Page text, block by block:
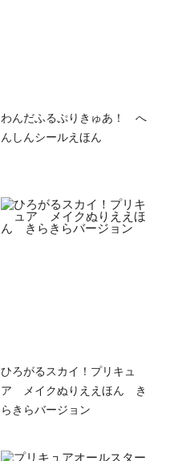
わんだふるぷりきゅあ！ へ
んしんシールえほん
ひろがるスカイ！プリキュ
ア メイクぬりええほん き
らきらバージョン